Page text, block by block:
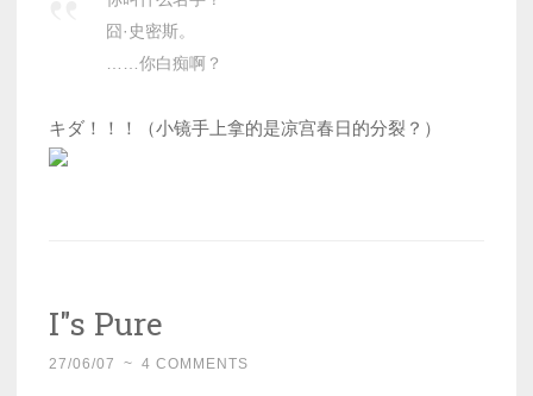
囧·史密斯。
……你白痴啊？
キダ！！！（小镜手上拿的是凉宫春日的分裂？）
I"s Pure
27/06/07 ~ 4 COMMENTS